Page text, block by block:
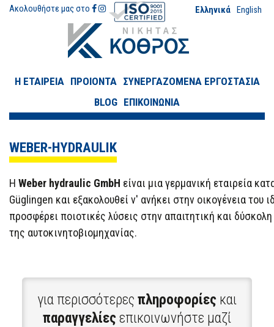
Ακολουθήστε μας στο Ελληνικά English
Η ΕΤΑΙΡΕΙΑ ΠΡΟΙΟΝΤΑ ΣΥΝΕΡΓΑΖΟΜΕΝΑ ΕΡΓΟΣΤΑΣΙΑ
BLOG ΕΠΙΚΟΙΝΩΝΙΑ
WEBER-HYDRAULIK
Η Weber hydraulic GmbH είναι μια γερμανική εταιρεία
Güglingen και εξακολουθεί ν' ανήκει στην οικογένειατου
προσφέρει ποιοτικές λύσεις στην απαιτητική και δύσκολη
της αυτοκινητοβιομηχανίας.
για περισσότερες πληροφορίες και
παραγγελίεςεπικοινωνήστε μαζί